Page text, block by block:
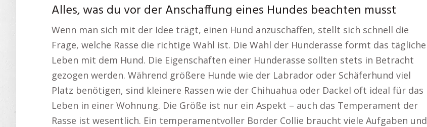
Alles, was du vor der Anschaffung eines Hundes beachten musst
Wenn man sich mit der Idee trägt, einen Hund anzuschaffen, stellt sich schnell die
Frage, welche Rasse die richtige Wahl ist. Die Wahl der Hunderasse formt das tägliche
Leben mit dem Hund. Die Eigenschaften einer Hunderasse sollten stets in Betracht
gezogen werden. Während größere Hunde wie der Labrador oder Schäferhund viel
Platz benötigen, sind kleinere Rassen wie der Chihuahua oder Dackel oft ideal für das
Leben in einer Wohnung. Die Größe ist nur ein Aspekt – auch das Temperament der
Rasse ist wesentlich. Ein temperamentvoller Border Collie braucht viele Aufgaben und